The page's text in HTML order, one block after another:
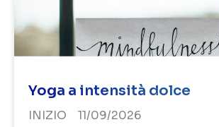
Yoga a intensità dolce
INIZIO
11/09/2026